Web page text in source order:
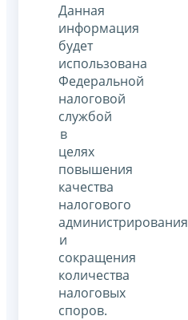
Данная
информация
будет
использована
Федеральной
налоговой
службой
в
целях
повышения
качества
налогового
администрирования
и
сокращения
количества
налоговых
споров.